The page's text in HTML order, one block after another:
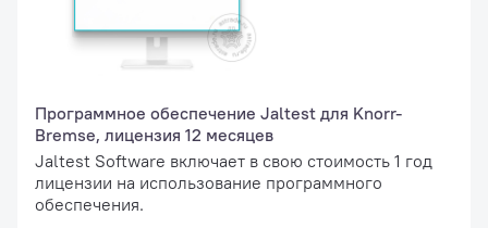
Программное обеспечение Jaltest для Knorr-
Bremse, лицензия 12 месяцев
Jaltest Software включает в свою стоимость 1 год
лицензии на использование программного
обеспечения.